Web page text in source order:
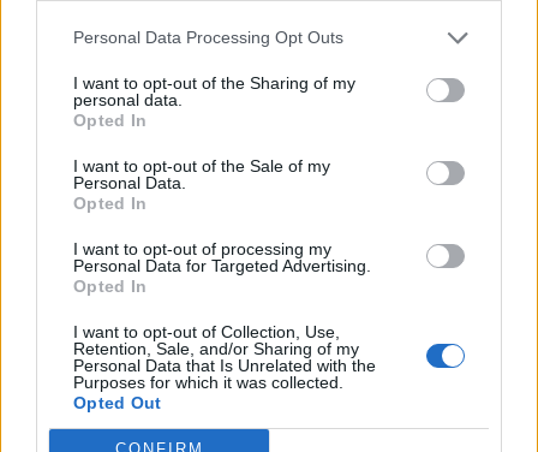
Personal Data Processing Opt Outs
I want to opt-out of the Sharing of my
personal data.
Opted In
I want to opt-out of the Sale of my
Personal Data.
Opted In
I want to opt-out of processing my
Personal Data for Targeted Advertising.
Opted In
I want to opt-out of Collection, Use,
Retention, Sale, and/or Sharing of my
Personal Data that Is Unrelated with the
Purposes for which it was collected.
Opted Out